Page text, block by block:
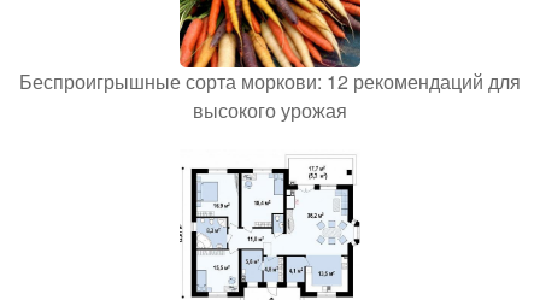
Беспроигрышные сорта моркови: 12 рекомендаций для
высокого урожая